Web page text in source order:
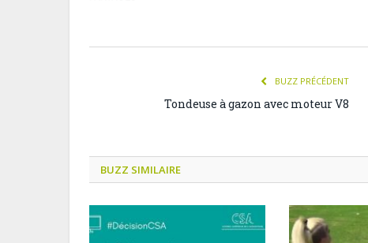
BUZZ PRÉCÉDENT
Tondeuse à gazon avec moteur V8
BUZZ SIMILAIRE